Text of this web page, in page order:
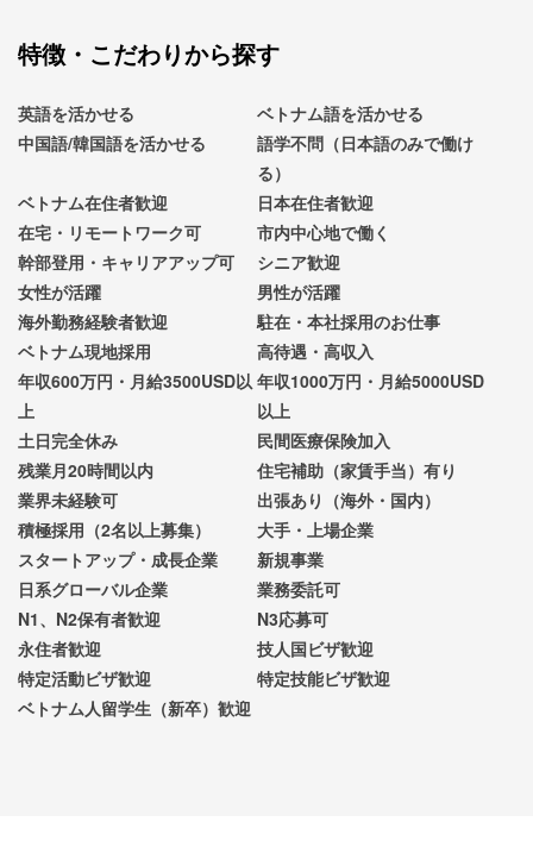
特徴・こだわりから探す
英語を活かせる
ベトナム語を活かせる
中国語/韓国語を活かせる
語学不問（日本語のみで働け
る）
ベトナム在住者歓迎
日本在住者歓迎
在宅・リモートワーク可
市内中心地で働く
幹部登用・キャリアアップ可
シニア歓迎
女性が活躍
男性が活躍
海外勤務経験者歓迎
駐在・本社採用のお仕事
ベトナム現地採用
高待遇・高収入
年収600万円・月給3500USD以
上
年収1000万円・月給5000USD
以上
土日完全休み
民間医療保険加入
残業月20時間以内
住宅補助（家賃手当）有り
業界未経験可
出張あり（海外・国内）
積極採用（2名以上募集）
大手・上場企業
スタートアップ・成長企業
新規事業
日系グローバル企業
業務委託可
N1、N2保有者歓迎
N3応募可
永住者歓迎
技人国ビザ歓迎
特定活動ビザ歓迎
特定技能ビザ歓迎
ベトナム人留学生（新卒）歓迎